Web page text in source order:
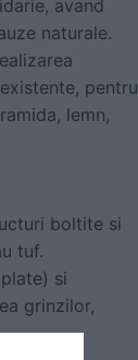
avand
naturale.
pentru
lemn,
boltite si
tuf.
si
grinzilor,